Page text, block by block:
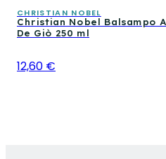
CHRISTIAN NOBEL
Christian Nobel Balsampo
De Giò 250 ml
12,60 €